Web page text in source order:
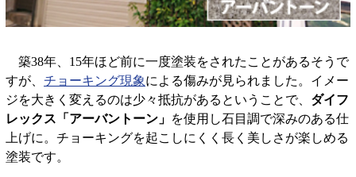
築38年、15年ほど前に一度塗装をされたことがあるそうで
すが、 チョーキング現象による傷みが見られました。イメー
ジを大きく変えるのは少々抵抗があるということで、 ダイフ
レックス「アーバントーン」 を使用し石目調で深みのある仕
上げに。チョーキングを起こしにくく長く美しさが楽しめる
塗装です。